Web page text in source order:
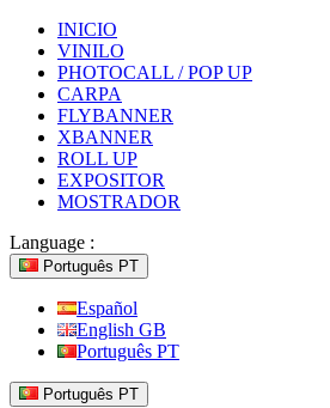
INICIO
VINILO
PHOTOCALL / POP UP
CARPA
FLYBANNER
XBANNER
ROLL UP
EXPOSITOR
MOSTRADOR
Language :
Português PT
Español
English GB
Português PT
Português PT